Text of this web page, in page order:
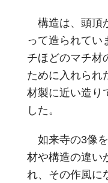
構造は、頭頂
って造られてい
チほどのマチ材
ために入れられ
材製に近い造り
した。
如来寺の3像
材や構造の違い
れ、その作風に